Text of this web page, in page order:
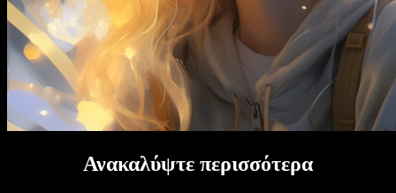
Ανακαλύψτε περισσότερα